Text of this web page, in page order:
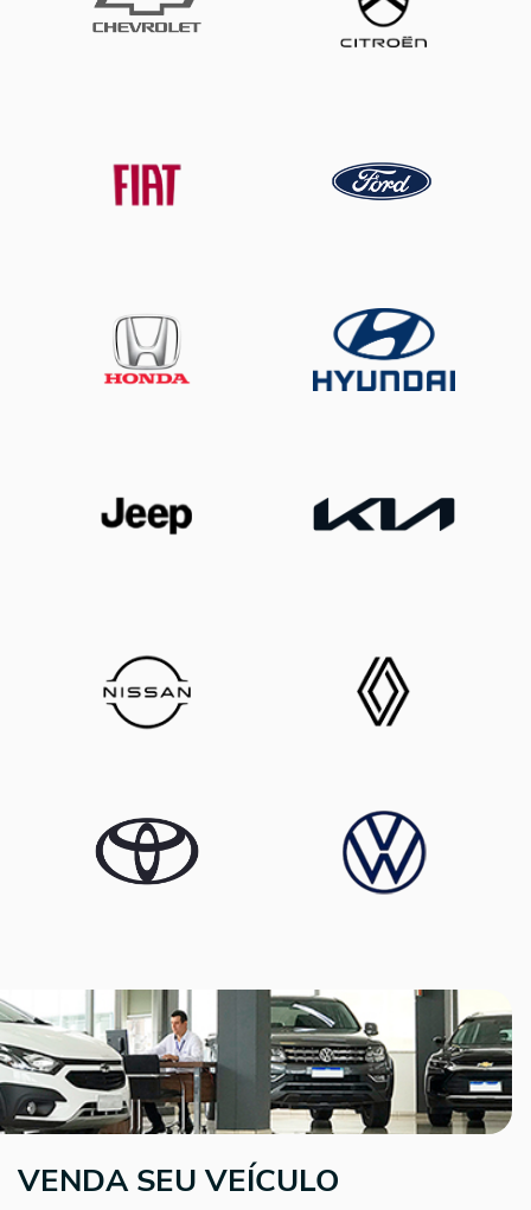
VENDA SEU VEÍCULO